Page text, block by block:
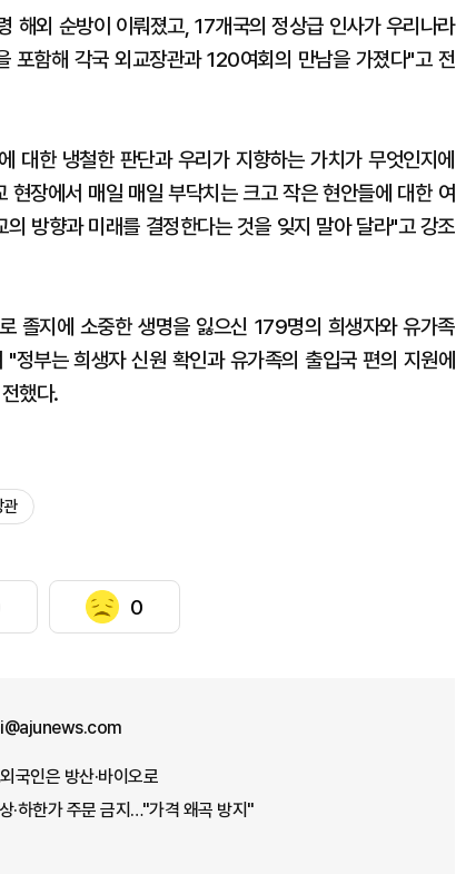
해외 순방이 이뤄졌고, 17개국의 정상급 인사가 우리나라
함해 각국 외교장관과 120여회의 만남을 가졌다"고 전
대한 냉철한 판단과 우리가 지향하는 가치가 무엇인지에
장에서 매일 매일 부닥치는 크고 작은 현안들에 대한 여
방향과 미래를 결정한다는 것을 잊지 말아 달라"고 강조
졸지에 소중한 생명을 잃으신 179명의 희생자와 유가족
부는 희생자 신원 확인과 유가족의 출입국 편의 지원에
했다.
0
국인은 방산·바이오로
·하한가 주문 금지…"가격 왜곡 방지"